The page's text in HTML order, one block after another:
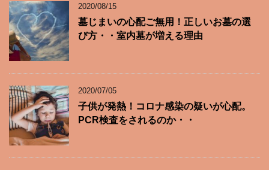
2020/08/15
墓じまいの心配ご無用！正しいお墓の選
び方・・室内墓が増える理由
2020/07/05
子供が発熱！コロナ感染の疑いが心配。
PCR検査をされるのか・・